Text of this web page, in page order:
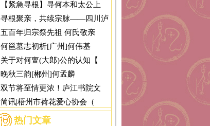
【紧急寻根】寻何本和太公上
寻根聚亲，共续宗脉——四川泸
五百年归宗祭先祖 何氏敬亲
何邕墓志初析[广州]何伟基
关于对何亶(大郎)公的认知【
晚秋三韵[郴州]何孟麟
双节将至情更浓！庐江书院文
简讯|梧州市荷花爱心协会（
热门文章